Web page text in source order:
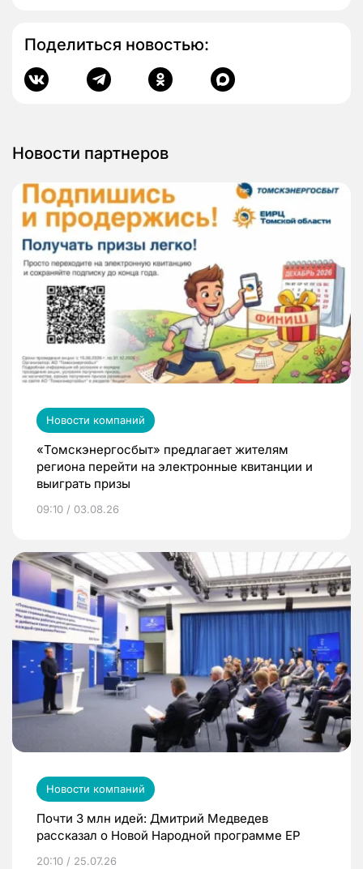
Поделиться новостью:
Новости партнеров
Новости компаний
«Томскэнергосбыт» предлагает жителям
региона перейти на электронные квитанции и
выиграть призы
09:10 / 03.08.26
Новости компаний
Почти 3 млн идей: Дмитрий Медведев
рассказал о Новой Народной программе ЕР
20:10 / 25.07.26